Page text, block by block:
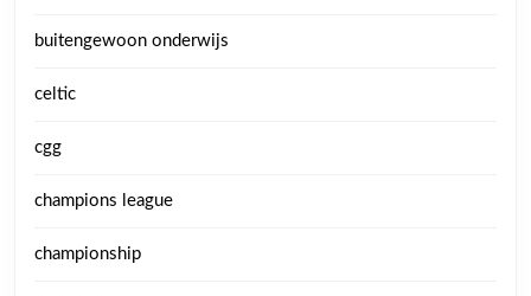
buitengewoon onderwijs
celtic
cgg
champions league
championship